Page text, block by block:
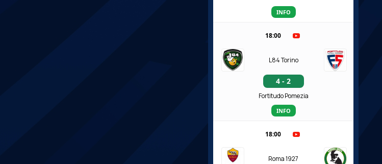
INFO
18:00
L84 Torino
4 - 2
Fortitudo Pomezia
INFO
18:00
Roma 1927